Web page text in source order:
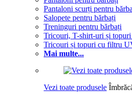
Pantaloni scurți pentru
Salopete pentru bărbați
Treninguri pentru bărbați
Tricouri, T-shirt-uri și topuri
Tricouri și topuri cu filtru
Mai multe...
Vezi toate produsele